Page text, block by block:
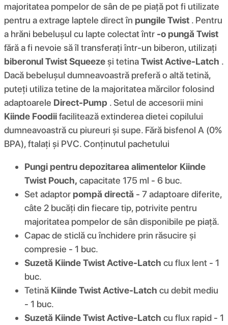
majoritatea pompelor de sân de pe piață pot fi utilizate
pentru a extrage laptele direct în pungile Twist . Pentru
a hrăni bebelușul cu lapte colectat într -o pungă Twist
fără a fi nevoie să îl transferați într-un biberon, utilizați
biberonul Twist Squeezeși tetinaTwist Active-Latch .
Dacă bebelușul dumneavoastră preferă o altă tetină,
puteți utiliza tetine de la majoritatea mărcilor folosind
adaptoarele Direct-Pump . Setul de accesorii mini
Kiinde Foodiifacilitează extinderea dietei copilului
dumneavoastră cu piureuri și supe. Fără bisfenol A (0%
BPA), ftalați și PVC. Conținutul pachetului
Pungi pentru depozitarea alimentelor Kiinde
Twist Pouch, capacitate 175 ml - 6 buc.
Set adaptorpompă directă - 7 adaptoare diferite,
câte 2 bucăți din fiecare tip, potrivite pentru
majoritatea pompelor de sân disponibile pe piață.
Capac de sticlă cu închidere prin răsucire și
compresie - 1 buc.
Suzetă Kiinde Twist Active-Latch cu flux lent - 1
buc.
Tetină Kiinde Twist Active-Latch cu debit mediu
- 1 buc.
Suzetă Kiinde Twist Active-Latch cu flux rapid - 1